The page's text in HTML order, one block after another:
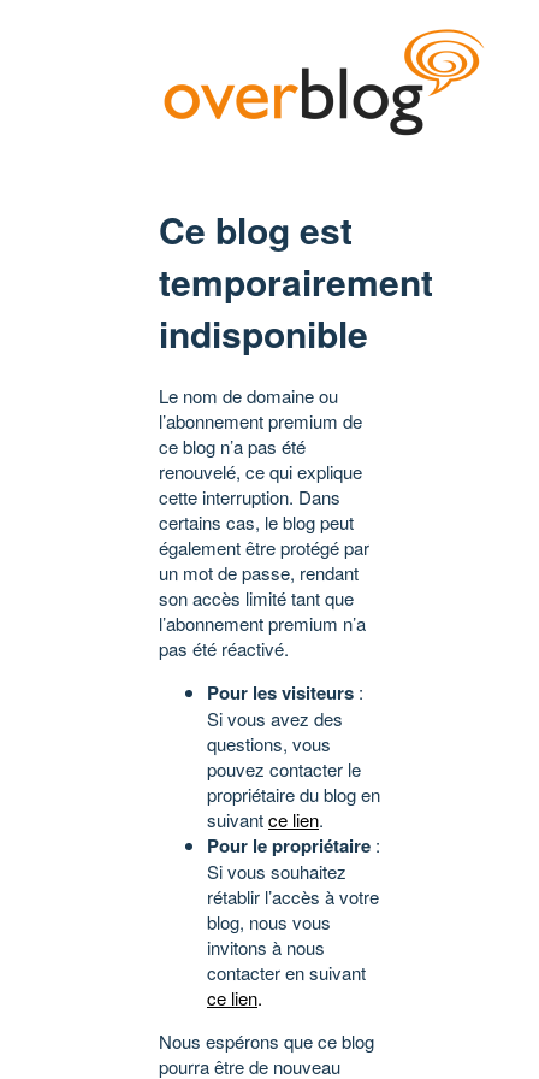
Ce blog est
temporairement
indisponible
Le nom de domaine ou
l’abonnement premium de
ce blog n’a pas été
renouvelé, ce qui explique
cette interruption. Dans
certains cas, le blog peut
également être protégé par
un mot de passe, rendant
son accès limité tant que
l’abonnement premium n’a
pas été réactivé.
Pour les visiteurs :
Si vous avez des
questions, vous
pouvez contacter le
propriétaire du blog en
suivantce lien.
Pour le propriétaire :
Si vous souhaitez
rétablir l’accès à votre
blog, nous vous
invitons à nous
contacter en suivant
ce lien.
Nous espérons que ce blog
pourra être de nouveau